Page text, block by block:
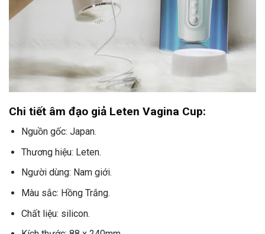
Chi tiết âm đạo giả Leten Vagina Cup:
Nguồn gốc: Japan.
Thương hiệu: Leten.
Người dùng: Nam giới.
Màu sắc: Hồng Trắng.
Chất liệu: silicon.